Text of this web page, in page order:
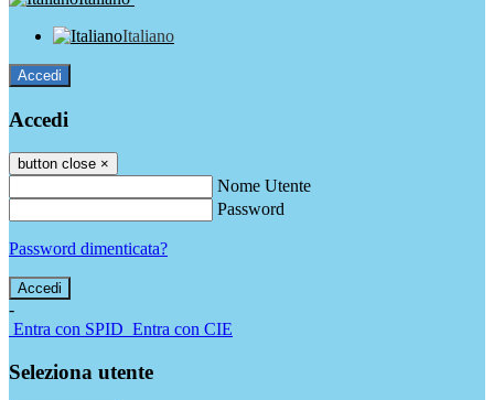
Italiano
Accedi
Accedi
button close ×
Nome Utente
Password
Password dimenticata?
-
Entra con SPID Entra con CIE
Seleziona utente